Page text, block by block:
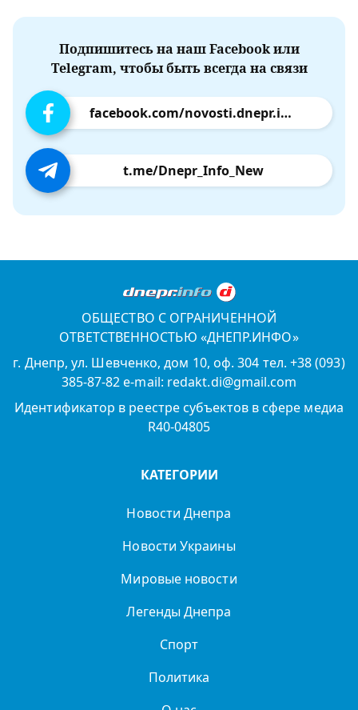
Подпишитесь на наш Facebook или
Telegram, чтобы быть всегда на связи
facebook.com/novosti.dnepr.info
t.me/Dnepr_Info_New
ОБЩЕСТВО С ОГРАНИЧЕННОЙ
ОТВЕТСТВЕННОСТЬЮ «ДНЕПР.ИНФО»
г. Днепр, ул. Шевченко, дом 10, оф. 304 тел. +38 (093)
385-87-82 e-mail: redakt.di@gmail.com
Идентификатор в реестре субъектов в сфере медиа
R40-04805
КАТЕГОРИИ
Новости Днепра
Новости Украины
Мировые новости
Легенды Днепра
Спорт
Политика